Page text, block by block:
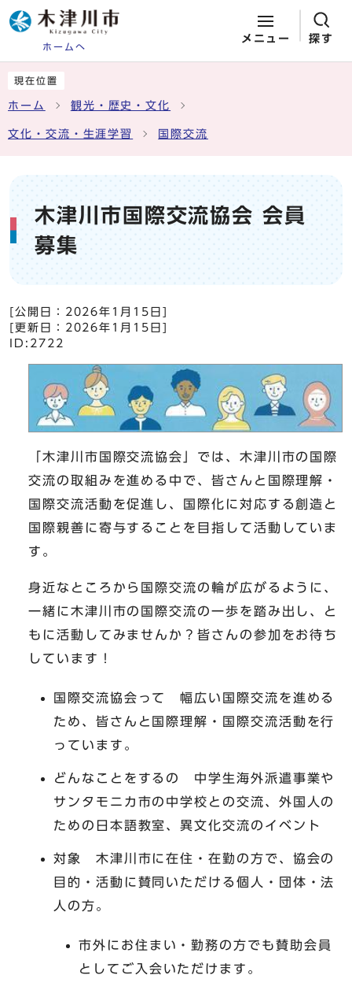
ホームへ
メニュー 探す
現在位置
ホーム 観光・歴史・文化
文化・交流・生涯学習 国際交流
木津川市国際交流協会 会員
募集
[公開日： 2026年1月15日
[更新日： 2026年1月15日
ID:2722
「木津川市国際交流協会」では、木津川市の国際
交流の取組みを進める中で、皆さんと国際理解・
国際交流活動を促進し、国際化に対応する創造と
国際親善に寄与することを目指して活動していま
す。
身近なところから国際交流の輪が広がるように、
一緒に木津川市の国際交流の一歩を踏み出し、と
もに活動してみませんか？皆さんの参加をお待ち
しています！
国際交流協会って 幅広い国際交流を進める
ため、皆さんと国際理解・国際交流活動を行
っています。
どんなことをするの 中学生海外派遣事業や
サンタモニカ市の中学校との交流、外国人の
ための日本語教室、異文化交流のイベント
対象 木津川市に在住・在勤の方で、協会の
目的・活動に賛同いただける個人・団体・法
人の方。
市外にお住まい・勤務の方でも賛助会員
としてご入会いただけます。